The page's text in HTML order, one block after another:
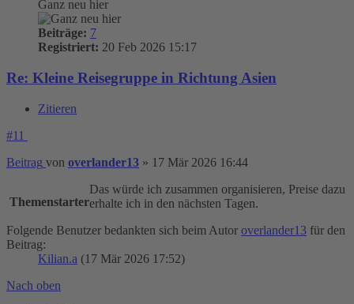
Ganz neu hier
Beiträge: 7
Registriert: 20 Feb 2026 15:17
Re: Kleine Reisegruppe in Richtung Asien
Zitieren
#11
Beitrag von overlander13 » 17 Mär 2026 16:44
Themenstarter
Das würde ich zusammen organisieren, Preise dazu
erhalte ich in den nächsten Tagen.
Folgende Benutzer bedankten sich beim Autor overlander13 für den
Beitrag:
Kilian.a (17 Mär 2026 17:52)
Nach oben